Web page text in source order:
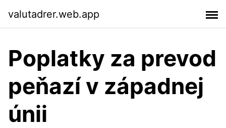
valutadrer.web.app
Poplatky za prevod
peňazí v západnej
únii